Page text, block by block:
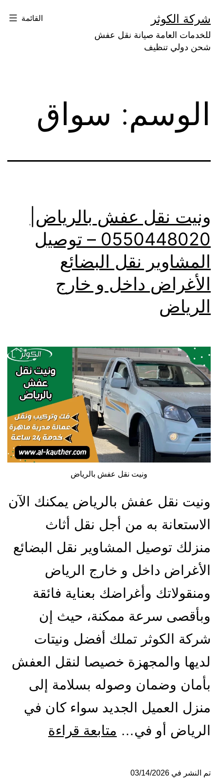
إلى
المحتوى
شركة الكوثر
للخدمات العامة صيانة نقل عفش
شحن دولي تنظيف
القائمة
الوسم: سواق
ونيت نقل عفش بالرياض|
0550448020 – توصيل
المشاوير نقل البضائع
الأغراض داخل و خارج
الرياض
ونيت نقل عفش بالرياض
ونيت نقل عفش بالرياض يمكنك الآن
الاستعانة به من أجل نقل أثاث
منزلك توصيل المشاوير نقل البضائع
الأغراض داخل و خارج الرياض
ومنقولاتك وأغراضك بعناية فائقة
وبأقصى سرعة ممكنة، حيث إن
شركة الكوثر تملك أفضل ونيتات
لديها والمجهزة خصيصا لنقل العفش
بأمان وضمان وصوله بسلامة إلى
منزل العميل الجديد سواء كان في
الرياض أو في… متابعة قراءة
تم النشر في 03/14/2026